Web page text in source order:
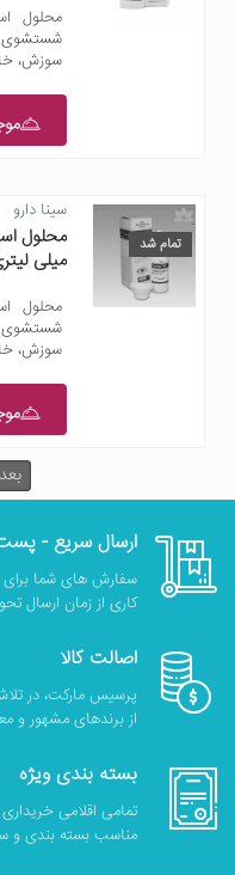
محلول
شستشوی
سوزش،
تمام شد
سینا دارو
میلی
محلول
شستشوی
سوزش،
ارسال سریع -
کاری از زمان ارسال
اصالت کالا
پرسیس مارکت، در
از برندهای مشهور و
بسته بندی ویژه
تمامی اقلامی
مناسب بسته بندی و